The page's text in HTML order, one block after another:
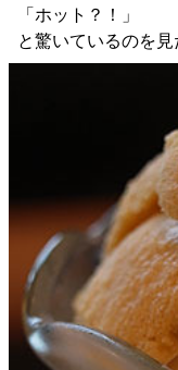
「ホット？！」
と驚いているのを見